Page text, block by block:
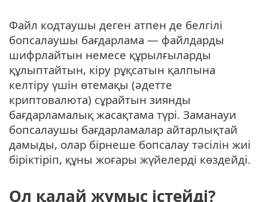
Файл кодтаушы деген атпен де белгілі
бопсалаушы бағдарлама — файлдарды
шифрлайтын немесе құрылғыларды
құлыптайтын, кіру рұқсатын қалпына
келтіру үшін өтемақы (әдетте
криптовалюта) сұрайтын зиянды
бағдарламалық жасақтама түрі. Заманауи
бопсалаушы бағдарламалар айтарлықтай
дамыды, олар бірнеше бопсалау тәсілін жиі
біріктіріп, құны жоғары жүйелерді көздейді.
Ол қалай жұмыс істейді?